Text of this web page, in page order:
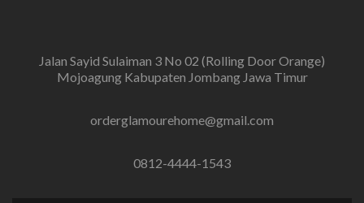
Jalan Sayid Sulaiman 3 No 02 (Rolling Door Orange)
Mojoagung Kabupaten Jombang Jawa Timur
orderglamourehome@gmail.com
0812-4444-1543